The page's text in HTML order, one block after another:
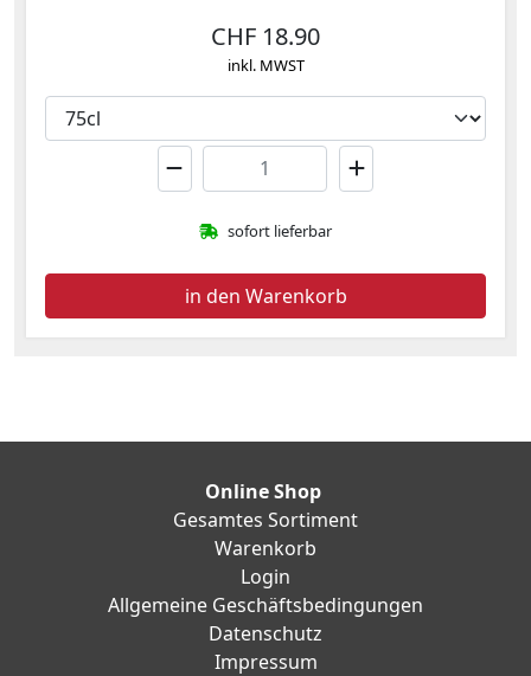
CHF 18.90
inkl. MWST
sofort lieferbar
in den Warenkorb
Online Shop
Gesamtes Sortiment
Warenkorb
Login
Allgemeine Geschäftsbedingungen
Datenschutz
Impressum